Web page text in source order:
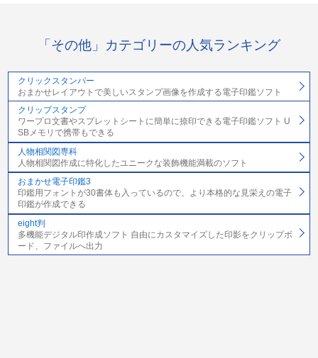
「その他」カテゴリーの人気ランキング
クリックスタンパー
おまかせレイアウトで美しいスタンプ画像を作成する電子印鑑ソフト
クリップスタンプ
ワープロ文書やスプレットシートに簡単に捺印できる電子印鑑ソフト U
SBメモリで携帯もできる
人物相関図専科
人物相関図作成に特化したユニークな装飾機能満載のソフト
おまかせ電子印鑑3
印鑑用フォントが30書体も入っているので、より本格的な見栄えの電子
印鑑が作成できる
eight判
多機能デジタル印作成ソフト 自由にカスタマイズした印影をクリップボ
ード、ファイルへ出力